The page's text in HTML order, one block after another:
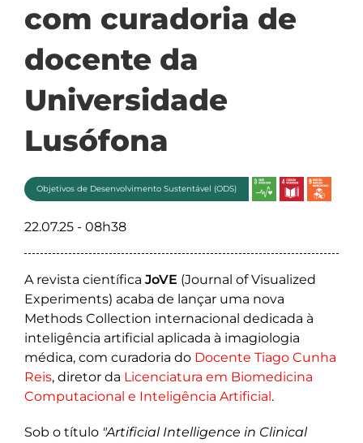
com curadoria de
docente da
Universidade
Lusófona
Objetivos de Desenvolvimento Sustentável (ODS)
22.07.25 - 08h38
A revista científica JoVE (Journal of Visualized
Experiments) acaba de lançar uma nova
Methods Collection internacional dedicada à
inteligência artificial aplicada à imagiologia
médica, com curadoria do Docente Tiago Cunha
Reis, diretor da Licenciatura em Biomedicina
Computacional e Inteligência Artificial.
Sob o título "Artificial Intelligence in Clinical